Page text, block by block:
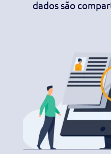
dados são